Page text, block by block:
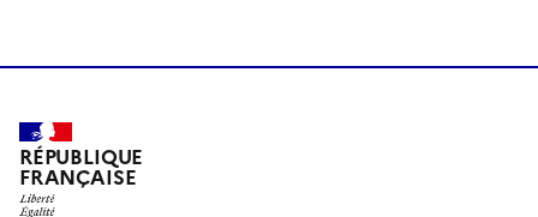
RÉPUBLIQUE
FRANÇAISE